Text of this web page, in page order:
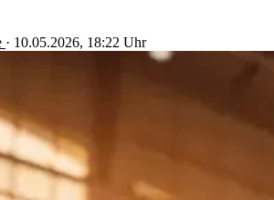
· 10.05.2026, 18:22 Uhr